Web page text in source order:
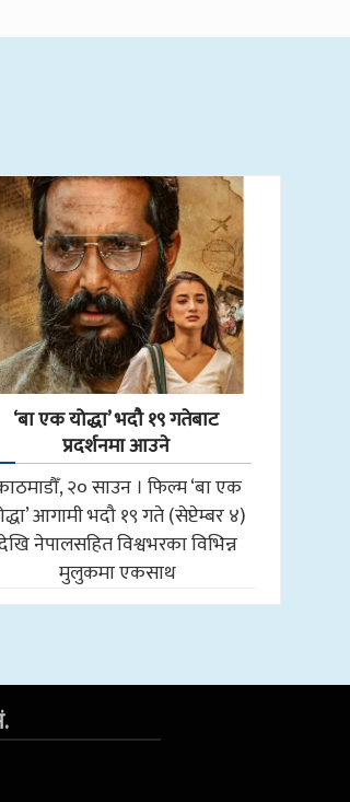
‘बा एक योद्धा’ भदौ १९ गतेबाट
प्रदर्शनमा आउने
२० साउन । फिल्म ‘बा एक
आगामी भदौ १९ गते (सेप्टेम्बर ४)
नेपालसहित विश्वभरका विभिन्न
मुलुकमा एकसाथ